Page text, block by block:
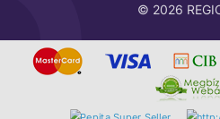
© 2026